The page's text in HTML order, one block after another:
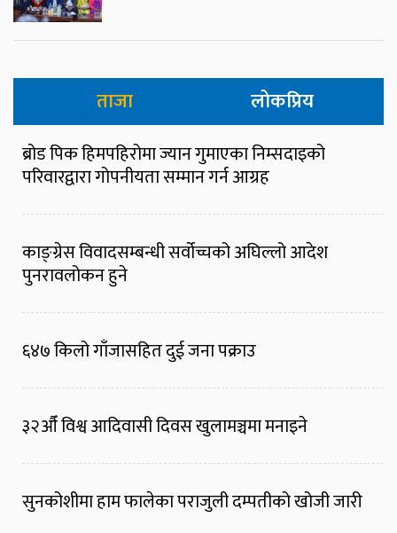
ताजा लोकप्रिय
ब्रोड पिक हिमपहिरोमा ज्यान गुमाएका निम्सदाइको
परिवारद्वारा गोपनीयता सम्मान गर्न आग्रह
काङ्ग्रेस विवादसम्बन्धी सर्वोच्चको अघिल्लो आदेश
पुनरावलोकन हुने
६४७ किलो गाँजासहित दुई जना पक्राउ
३२औँ विश्व आदिवासी दिवस खुलामञ्चमा मनाइने
सुनकोशीमा हाम फालेका पराजुली दम्पतीको खोजी जारी